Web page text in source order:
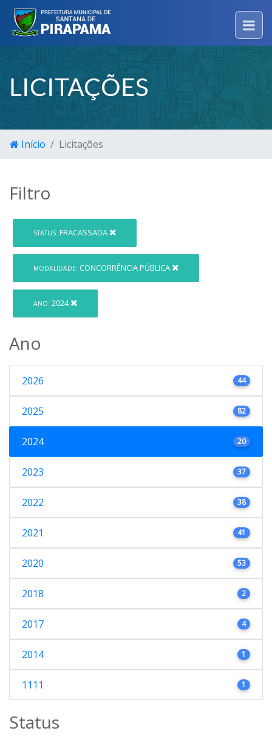
LICITAÇÕES
Início Licitações
Filtro
STATUS: FRACASSADA
MODALIDADE: CONCORRÊNCIA PÚBLICA
ANO: 2024
Ano
2026 44
2025 82
2024 20
2023 37
2022 38
2021 41
2020 53
2018 2
2017 4
2014 1
1111 1
Status